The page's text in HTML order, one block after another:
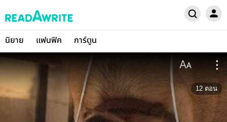
นิยาย แฟนฟิค การ์ตูน
12 ตอน